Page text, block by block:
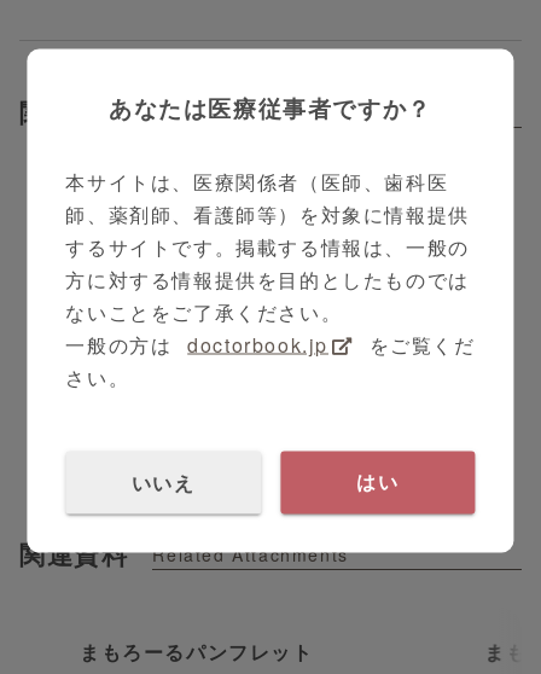
●医療機器や自重による外力を低減するポリウレタン
●剥離刺激を抑えた肌にやさしい設計です。
●ムレにくい極薄ポリウレタンフィルムを採用してお
り、快適にお使いいただけます。
●MDRPUの好発部位の貼付に。
【フォームの構造】
関連動画 Related Contents
関連資料 Related Attachments
まもろーるパンフレット まも
あなたは医療従事者ですか？
本サイトは、医療関係者（医師、歯科医
師、薬剤師、看護師等）を対象に情報提供
するサイトです。掲載する情報は、一般の
方に対する情報提供を目的としたものでは
ないことをご了承ください。
一般の方は
doctorbook.jp
をご覧くだ
さい。
いいえ はい